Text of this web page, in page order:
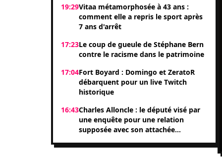
19:29Vitaa métamorphosée à 43 ans :
comment elle a repris le sport après
7 ans d'arrêt
17:23Le coup de gueule de Stéphane Bern
contre le racisme dans le patrimoine
17:04Fort Boyard : Domingo et ZeratoR
débarquent pour un live Twitch
historique
16:43Charles Alloncle : le député visé par
une enquête pour une relation
supposée avec son attachée